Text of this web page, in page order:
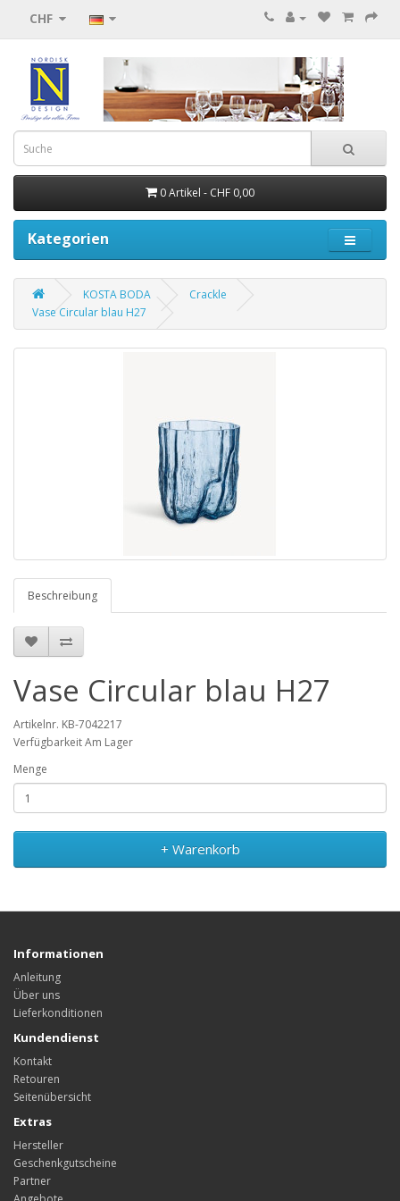
CHF
0 Artikel - CHF 0,00
Kategorien
KOSTA BODA
Crackle
Vase Circular blau H27
Beschreibung
Vase Circular blau H27
Artikelnr. KB-7042217
Verfügbarkeit Am Lager
Menge
+ Warenkorb
Informationen
Anleitung
Über uns
Lieferkonditionen
Kundendienst
Kontakt
Retouren
Seitenübersicht
Extras
Hersteller
Geschenkgutscheine
Partner